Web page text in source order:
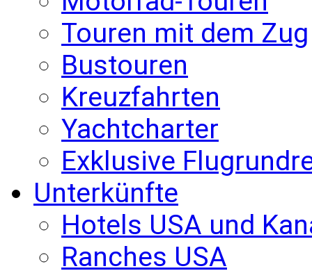
Touren mit dem Zug
Bustouren
Kreuzfahrten
Yachtcharter
Exklusive
Unterkünfte
Hotels USA und
Ranches USA